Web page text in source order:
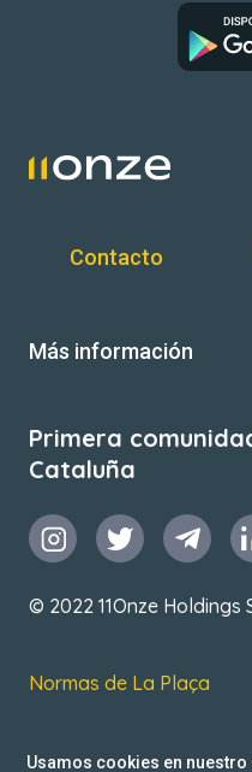
Contacto
Más información
Primera
Cataluña
© 2022 11Onze Holdings
Normas de La Plaça
Usamos cookies en